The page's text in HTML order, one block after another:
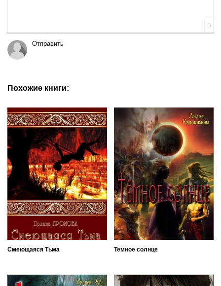
0
Отправить
Похожие книги:
Смеющаяся Тьма Темное солнце